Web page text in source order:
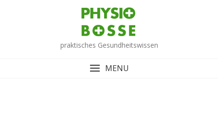
praktisches Gesundheitswissen
MENU